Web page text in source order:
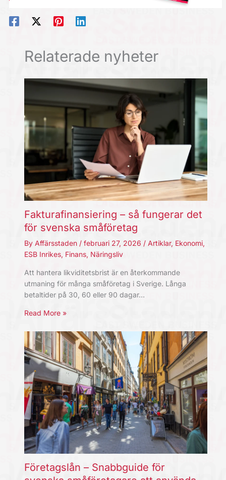
Relaterade nyheter
Fakturafinansiering – så fungerar det
för svenska småföretag
By Affärsstaden / februari 27, 2026 / Artiklar, Ekonomi,
ESB Inrikes, Finans, Näringsliv
Att hantera likviditetsbrist är en återkommande
utmaning för många småföretag i Sverige. Långa
betaltider på 30, 60 eller 90 dagar…
Read More »
Företagslån – Snabbguide för